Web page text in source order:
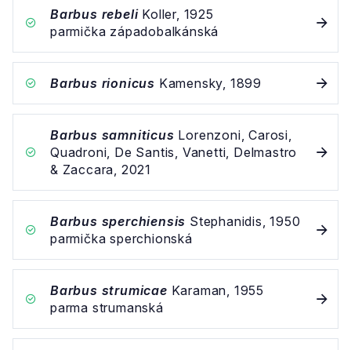
Barbus rebeliKoller, 1925
parmička západobalkánská
Barbus rionicus Kamensky, 1899
Barbus samniticus Lorenzoni, Carosi,
Quadroni, De Santis, Vanetti, Delmastro
& Zaccara, 2021
Barbus sperchiensis Stephanidis, 1950
parmička sperchionská
Barbus strumicae Karaman, 1955
parma strumanská